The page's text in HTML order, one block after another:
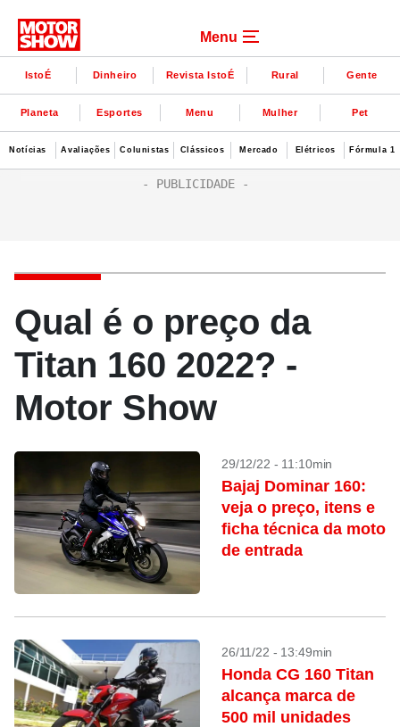
Menu
IstoÉ Dinheiro Revista IstoÉ Rural Gente
Planeta Esportes Menu Mulher Pet
Notícias Avaliações Colunistas Clássicos Mercado Elétricos Fórmula 1
Qual é o preço da
Titan 160 2022? -
Motor Show
29/12/22 - 11:10min
Bajaj Dominar 160:
veja o preço, itens e
ficha técnica da moto
de entrada
26/11/22 - 13:49min
Honda CG 160 Titan
alcança marca de
500 mil unidades